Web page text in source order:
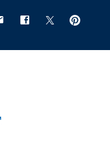
Teilen Teilen Teilen